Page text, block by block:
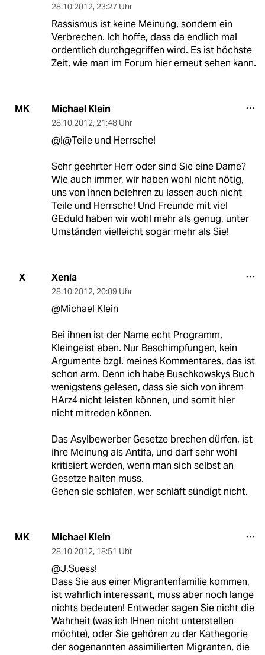
28.10.2012, 23:27 Uhr
Rassismus ist keine Meinung, sondern ein
Verbrechen. Ich hoffe, dass da endlich mal
ordentlich durchgegriffen wird. Es ist höchste
Zeit, wie man im Forum hier erneut sehen kann.
MK Michael Klein
28.10.2012, 21:48 Uhr
@!@Teile und Herrsche!
Sehr geehrter Herr oder sind Sie eine Dame?
Wie auch immer, wir haben wohl nicht nötig,
uns von Ihnen belehren zu lassen auch nicht
Teile und Herrsche! Und Freunde mit viel
GEduld haben wir wohl mehr als genug, unter
Umständen vielleicht sogar mehr als Sie!
X Xenia
28.10.2012, 20:09 Uhr
@Michael Klein
Bei ihnen ist der Name echt Programm,
Kleingeist eben. Nur Beschimpfungen, kein
Argumente bzgl. meines Kommentares, das ist
schon arm. Denn ich habe Buschkowskys Buch
wenigstens gelesen, dass sie sich von ihrem
HArz4 nicht leisten können, und somit hier
nicht mitreden können.
Das Asylbewerber Gesetze brechen dürfen, ist
ihre Meinung als Antifa, und darf sehr wohl
kritisiert werden, wenn man sich selbst an
Gesetze halten muss.
Gehen sie schlafen, wer schläft sündigt nicht.
MK Michael Klein
28.10.2012, 18:51 Uhr
@J.Suess!
Dass Sie aus einer Migrantenfamilie kommen,
ist wahrlich interessant, muss aber noch lange
nichts bedeuten! Entweder sagen Sie nicht die
Wahrheit (was ich IHnen nicht unterstellen
möchte), oder Sie gehören zu der Kathegorie
der sogenannten assimilierten Migranten, die